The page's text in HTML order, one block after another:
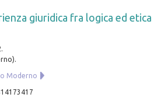
giuridica fra logica ed etica
Moderno